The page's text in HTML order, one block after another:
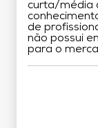
curta/média
de
não possui
para o